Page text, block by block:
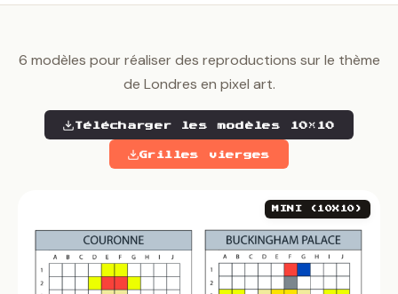
6 modèles pour réaliser des reproductions sur le thème
de Londres en pixel art.
Télécharger les modèles 10×10
Grilles vierges
MINI (10X10)